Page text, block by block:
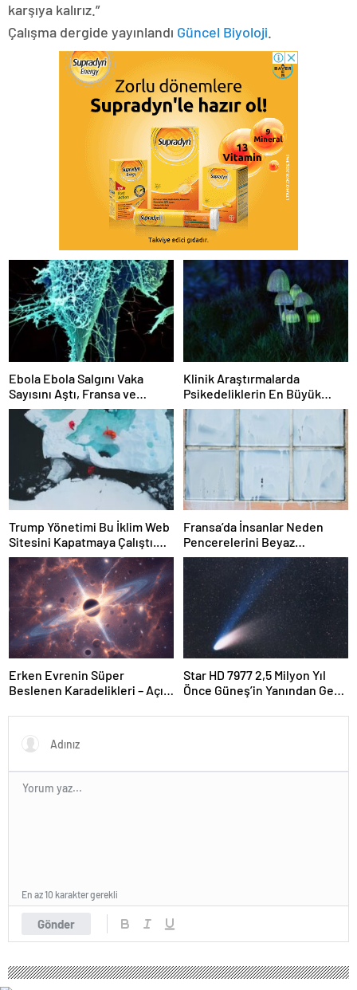
karşıya kalırız.”
Çalışma dergide yayınlandı Güncel Biyoloji
Ebola Ebola Salgını Vaka
Sayısını Aştı, Fransa ve
Uganda’da Tespit Edildi
Klinik Araştırmalarda
Psikedeliklerin En Büyük
Etkisi Gözden Kaçıyor
Olabilir: İnsanların
Hedeflerini, Değerlerini,
Kariyerlerini ve İlişkilerini
Değiştiriyor Gibi
Görünüyorlar
Trump Yönetimi Bu İklim Web
Sitesini Kapatmaya Çalıştı.
Bilim Adamları Onu Tekrar
Çevrimiçi Hale Getirdi
Fransa’da İnsanlar Neden
Pencerelerini Beyaz
Tebeşirle Boyuyor?
Erken Evrenin Süper
Beslenen Karadelikleri – Açık
Star HD 7977 2,5 Milyon Yıl
Önce Güneş’in Yanından Geçti
Yıldızlardaki Rahatsızlığı
Gönder
En az 10 karakter gerekli